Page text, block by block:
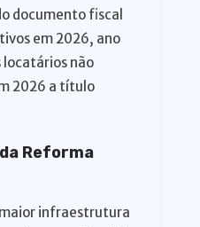
documento fiscal
em 2026, ano
locatários não
2026 a título
Reforma
infraestrutura